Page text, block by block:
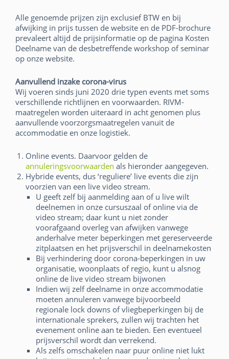
Alle genoemde prijzen zijn exclusief BTW en bij
afwijking in prijs tussen de website en de PDF-brochure
prevaleert altijd de prijsinformatie op de pagina Kosten
Deelname van de desbetreffende workshop of seminar
op onze website.
Aanvullend inzake corona-virus
Wij voeren sinds juni 2020 drie typen events met soms
verschillende richtlijnen en voorwaarden. RIVM-
maatregelen worden uiteraard in acht genomen plus
aanvullende voorzorgsmaatregelen vanuit de
accommodatie en onze logistiek.
Online events. Daarvoor gelden de
annuleringsvoorwaarden als hieronder aangegeven.
Hybride events, dus ‘reguliere’ live events die zijn
voorzien van een live video stream.
U geeft zelf bij aanmelding aan of u live wilt
deelnemen in onze cursuszaal of online via de
video stream; daar kunt u niet zonder
voorafgaand overleg van afwijken vanwege
anderhalve meter beperkingen met gereserveerde
zitplaatsen en het prijsverschil in deelnamekosten
Bij verhindering door corona-beperkingen in uw
organisatie, woonplaats of regio, kunt u alsnog
online de live video stream bijwonen
Indien wij zelf deelname in onze accommodatie
moeten annuleren vanwege bijvoorbeeld
regionale lock downs of vliegbeperkingen bij de
internationale sprekers, zullen wij trachten het
evenement online aan te bieden. Een eventueel
prijsverschil wordt dan verrekend.
Als zelfs omschakelen naar puur online niet lukt